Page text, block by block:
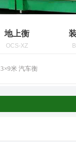
地上衡
OCS-XZ
3×9米 汽车衡